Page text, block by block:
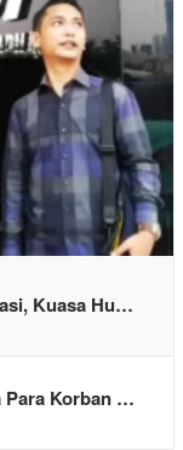
Kuasa Hu…
Para Korban …